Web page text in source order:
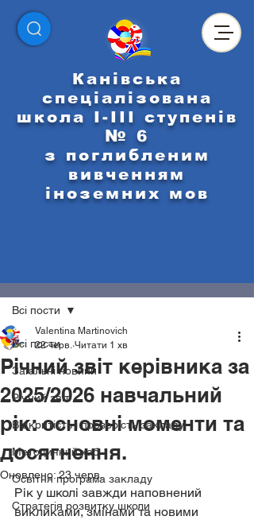
Канівська
спеціалізована
школа І-ІІІ ступенів
№ 6
з поглибленим
вивченням
іноземних мов
Всі пости
Загальні новини
Річний звіт
Відкритість і прозорість закладу
Методичний хаб
Освітня програма закладу
Стратегія розвитку школи
Всі пости
Річний звіт керівника за
2025/2026 навчальний
рік: основні моменти та
досягнення.
Valentina Martinovich
22 черв. Читати 1 хв
Оновлено:23 черв.
Рік у школі завжди наповнений
викликами, змінами та новими